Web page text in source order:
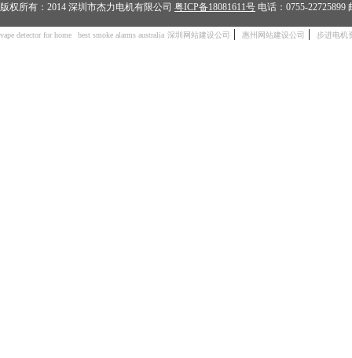
版权所有：2014 深圳市杰力电机有限公司 粤ICP备18081611号 电话：0755-22725899
vape detector for home best smoke alarms australia 深圳网站建设公司 | 惠州网站建设公司 | 步进电机